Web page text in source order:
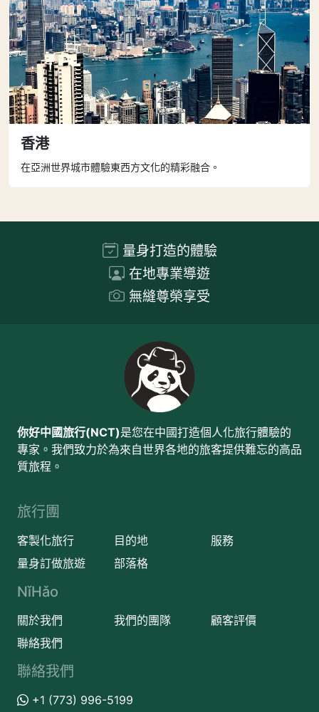
香港
在亞洲世界城市體驗東西方文化的精彩融合。
量身打造的體驗
在地專業導遊
無縫尊榮享受
你好中國旅行(NCT)是您在中國打造個人化旅行體驗的
專家。我們致力於為來自世界各地的旅客提供難忘的高品
質旅程。
旅行團
客製化旅行 目的地
服務
量身訂做旅遊
部落格
NǐHǎo
關於我們 我們的團隊
顧客評價
聯絡我們
聯絡我們
+1 (773) 996-5199